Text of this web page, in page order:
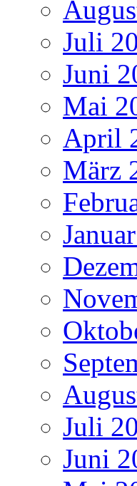
Juli
Juni
Mai
April
März
Juli
Juni